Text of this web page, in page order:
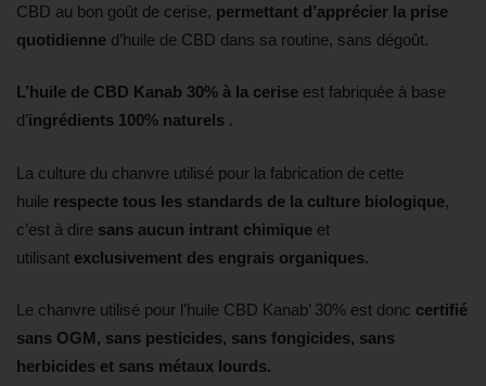
CBD au bon goût de cerise, permettant d’apprécier la prise
quotidienne d’huile de CBD dans sa routine, sans dégoût.
L’huile de CBD Kanab 30% à la cerise est fabriquée à base
d’ingrédients 100% naturels .
La culture du chanvre utilisé pour la fabrication de cette
huile respecte tous les standards de la culture biologique,
c’est à dire sans aucun intrant chimique et
utilisant exclusivement des engrais organiques.
Le chanvre utilisé pour l’huile CBD Kanab’ 30% est donc certifié
sans OGM, sans pesticides, sans fongicides, sans
herbicides et sans métaux lourds.